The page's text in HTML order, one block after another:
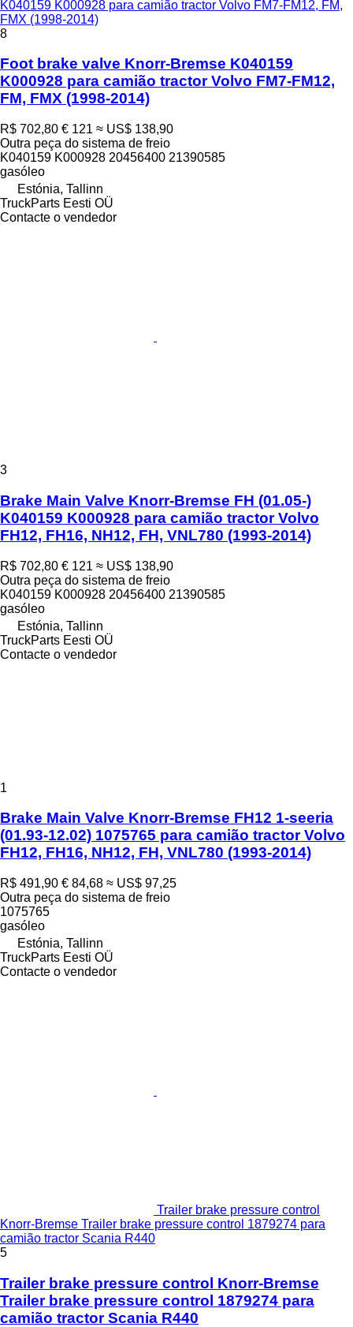
K040159 K000928 para camião tractor Volvo FM7-FM12, FM,
FMX (1998-2014)
8
Foot brake valve Knorr-Bremse K040159
K000928 para camião tractor Volvo FM7-FM12,
FM, FMX (1998-2014)
R$ 702,80 € 121 ≈ US$ 138,90
Outra peça do sistema de freio
K040159 K000928 20456400 21390585
gasóleo
Estónia, Tallinn
TruckParts Eesti OÜ
Contacte o vendedor
3
Brake Main Valve Knorr-Bremse FH (01.05-)
K040159 K000928 para camião tractor Volvo
FH12, FH16, NH12, FH, VNL780 (1993-2014)
R$ 702,80 € 121 ≈ US$ 138,90
Outra peça do sistema de freio
K040159 K000928 20456400 21390585
gasóleo
Estónia, Tallinn
TruckParts Eesti OÜ
Contacte o vendedor
1
Brake Main Valve Knorr-Bremse FH12 1-seeria
(01.93-12.02) 1075765 para camião tractor Volvo
FH12, FH16, NH12, FH, VNL780 (1993-2014)
R$ 491,90 € 84,68 ≈ US$ 97,25
Outra peça do sistema de freio
1075765
gasóleo
Estónia, Tallinn
TruckParts Eesti OÜ
Contacte o vendedor
Trailer brake pressure control
Knorr-Bremse Trailer brake pressure control 1879274 para
camião tractor Scania R440
5
Trailer brake pressure control Knorr-Bremse
Trailer brake pressure control 1879274 para
camião tractor Scania R440